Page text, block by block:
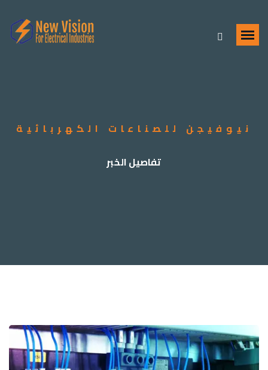
نيوفيجن للصناعات الكهربائية
تفاصيل الخبر